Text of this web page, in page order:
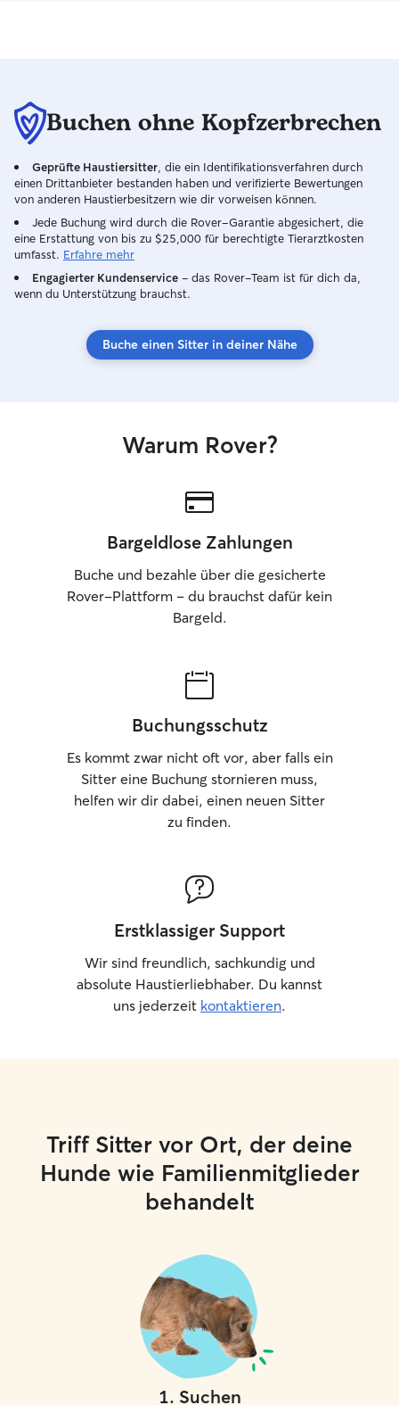
Buchen ohne Kopfzerbrechen
Geprüfte Haustiersitter , die ein Identifikationsverfahren durch
einen Drittanbieter bestanden haben und verifizierte Bewertungen
von anderen Haustierbesitzern wie dir vorweisen können.
Jede Buchung wird durch die Rover-Garantie abgesichert, die
eine Erstattung von bis zu $25,000 für berechtigte Tierarztkosten
umfasst. Erfahre mehr
Engagierter Kundenservice – das Rover-Team ist für dich da,
wenn du Unterstützung brauchst.
Buche einen Sitter in deiner Nähe
Warum Rover?
Bargeldlose Zahlungen
Buche und bezahle über die gesicherte
Rover-Plattform – du brauchst dafür kein
Bargeld.
Buchungsschutz
Es kommt zwar nicht oft vor, aber falls ein
Sitter eine Buchung stornieren muss,
helfen wir dir dabei, einen neuen Sitter
zu finden.
Erstklassiger Support
Wir sind freundlich, sachkundig und
absolute Haustierliebhaber. Du kannst
uns jederzeit kontaktieren.
Triff Sitter vor Ort, der deine
Hunde wie Familienmitglieder
behandelt
1. Suchen